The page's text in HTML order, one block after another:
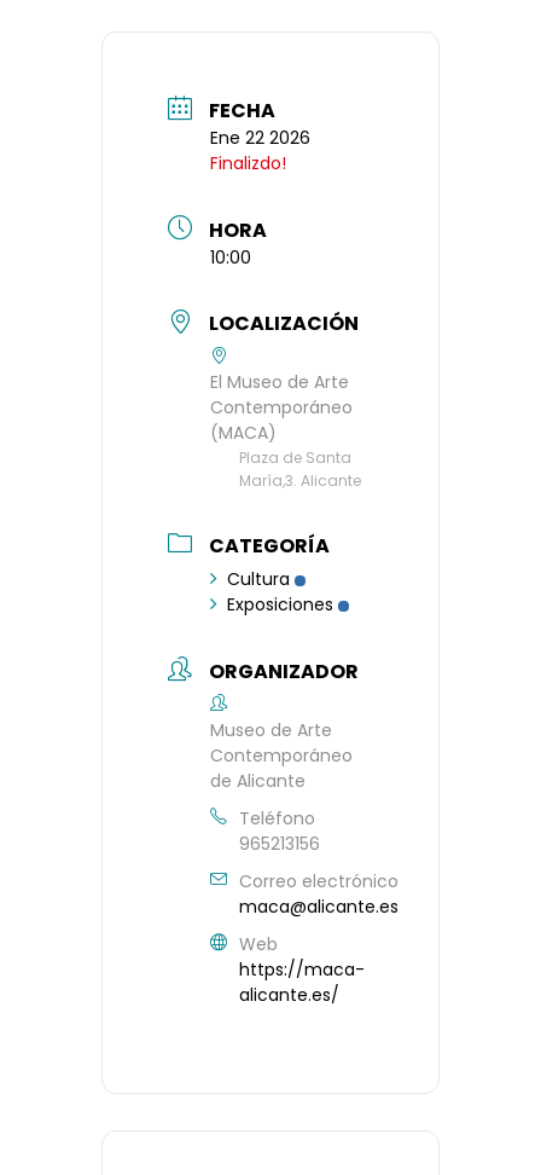
FECHA
Ene 22 2026
Finalizdo!
HORA
10:00
LOCALIZACIÓN
El Museo de Arte
Contemporáneo
(MACA)
Plaza de Santa
María,3. Alicante
CATEGORÍA
Cultura
Exposiciones
ORGANIZADOR
Museo de Arte
Contemporáneo
de Alicante
Teléfono
965213156
Correo electrónico
maca@alicante.es
Web
https://maca-
alicante.es/